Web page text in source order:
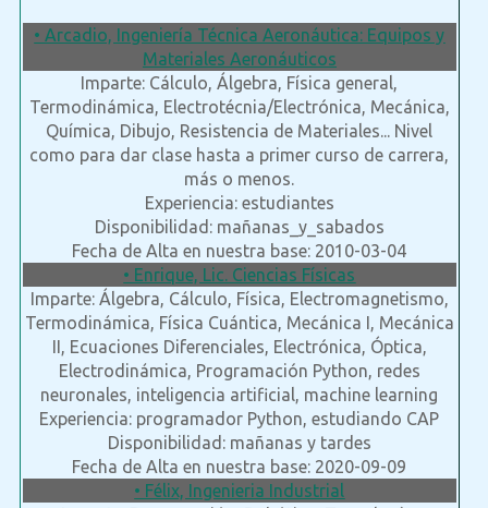
• Arcadio, Ingeniería Técnica Aeronáutica: Equipos y
Materiales Aeronáuticos
Imparte: Cálculo, Álgebra, Física general,
Termodinámica, Electrotécnia/Electrónica, Mecánica,
Química, Dibujo, Resistencia de Materiales... Nivel
como para dar clase hasta a primer curso de carrera,
más o menos.
Experiencia: estudiantes
Disponibilidad: mañanas_y_sabados
Fecha de Alta en nuestra base: 2010-03-04
• Enrique, Lic. Ciencias Físicas
Imparte: Álgebra, Cálculo, Física, Electromagnetismo,
Termodinámica, Física Cuántica, Mecánica I, Mecánica
II, Ecuaciones Diferenciales, Electrónica, Óptica,
Electrodinámica, Programación Python, redes
neuronales, inteligencia artificial, machine learning
Experiencia: programador Python, estudiando CAP
Disponibilidad: mañanas y tardes
Fecha de Alta en nuestra base: 2020-09-09
• Félix, Ingenieria Industrial